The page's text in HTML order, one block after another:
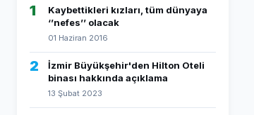
1
Kaybettikleri kızları, tüm dünyaya
‘’nefes’’ olacak
01 Haziran 2016
2
İzmir Büyükşehir'den Hilton Oteli
binası hakkında açıklama
13 Şubat 2023